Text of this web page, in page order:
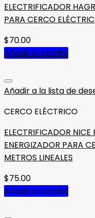
ELECTRIFICADOR
PARA CERCO
$70.00
Añadir al carrito
Añadir a la lista de
CERCO ELÉCTRICO
ELECTRIFICADOR
ENERGIZADOR PARA
METROS LINEALES
$75.00
Añadir al carrito